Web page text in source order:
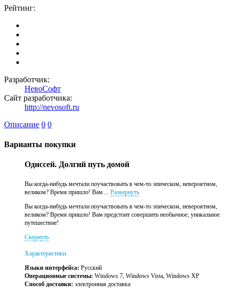
Рейтинг:
Разработчик:
НевоСофт
Сайт разработчика:
http://nevosoft.ru
Описание 0 0
Варианты покупки
Одиссей. Долгий путь домой
Вы когда-нибудь мечтали поучаствовать в чем-то эпическом, невероятном,
великом? Время пришло! Вам ... Развернуть
Вы когда-нибудь мечтали поучаствовать в чем-то эпическом, невероятном,
великом? Время пришло! Вам предстоит совершить необычное, уникальное
путешествие!
Свернуть
Характеристики
Языки интерфейса: Русский
Операционные системы: Windows 7, Windows Vista, Windows XP
Способ доставки: электронная доставка